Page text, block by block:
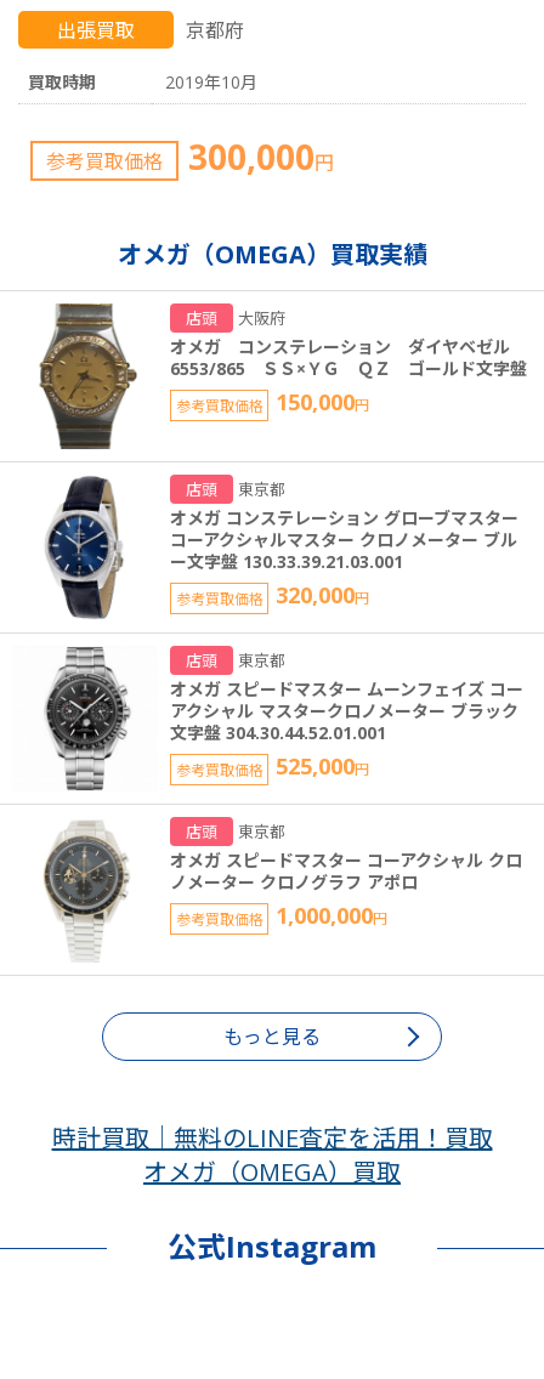
出張買取 京都府
買取時期 2019年10月
参考買取価格 300,000円
オメガ（OMEGA）買取実績
店頭 大阪府
オメガ コンステレーション ダイヤベゼル
6553/865 ＳＳ×ＹＧ ＱＺ ゴールド文字盤
参考買取価格 150,000円
店頭 東京都
オメガ コンステレーション グローブマスター
コーアクシャルマスター クロノメーター ブル
ー文字盤 130.33.39.21.03.001
参考買取価格 320,000円
店頭 東京都
オメガ スピードマスター ムーンフェイズ コー
アクシャル マスタークロノメーター ブラック
文字盤 304.30.44.52.01.001
参考買取価格 525,000円
店頭 東京都
オメガ スピードマスター コーアクシャル クロ
ノメーター クロノグラフ アポロ
参考買取価格 1,000,000円
もっと見る
時計買取｜無料のLINE査定を活用！買取
オメガ（OMEGA）買取
公式Instagram